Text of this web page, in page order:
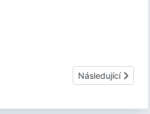
Další článek: Těšice
Následující